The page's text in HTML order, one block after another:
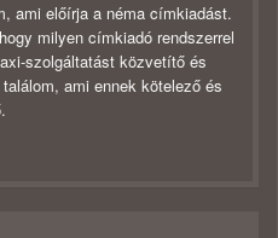
ami előírja a néma címkiadást.
milyen címkiadó rendszerrel
szolgáltatást közvetítő és
ami ennek kötelező és